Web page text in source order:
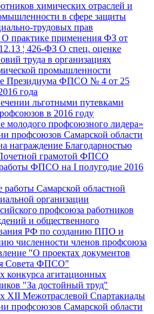
химических отраслей и
в сфере защиты
трудовых прав
О практике применения ФЗ от
¦ 426-ФЗ О спец. оценке
труда в организациях
промышленности
Президиума ФПСО № 4 от 25
года
льготными путевками
в 2016 году
молодого профсоюзного лидера»
профсоюзов Самарской области
награждение Благодарностью
грамотой ФПСО
ФПСО на I полугодие 2016
Самарской областной
организации
профсоюза работников
и общественного
РФ по созданию ППО и
численности членов профсоюза
"О проектах документов
Совета ФПСО"
конкурса агитационных
"За достойный труд"
XII Межотраслевой Спартакиады
профсоюзов Самарской области